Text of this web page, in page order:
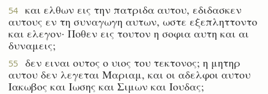
54
και ελθων εις την πατριδα αυτου, εδιδασκεν
αυτους εν τη συναγωγη αυτων, ωστε εξεπληττοντο
και ελεγον· Ποθεν εις τουτον η σοφια αυτη και αι
δυναμεις;
55
δεν ειναι ουτος ο υιος του τεκτονος; η μητηρ
αυτου δεν λεγεται Μαριαμ, και οι αδελφοι αυτου
Ιακωβος και Ιωσης και Σιμων και Ιουδας;